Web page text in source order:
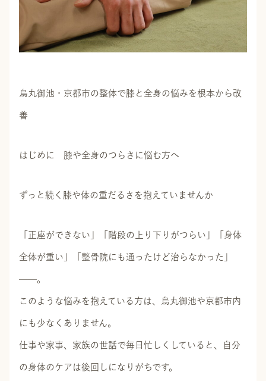
烏丸御池・京都市の整体で膝と全身の悩みを根本から改
善
はじめに 膝や全身のつらさに悩む方へ
ずっと続く膝や体の重だるさを抱えていませんか
「正座ができない」「階段の上り下りがつらい」「身体
全体が重い」「整骨院にも通ったけど治らなかった」
——。
このような悩みを抱えている方は、烏丸御池や京都市内
にも少なくありません。
仕事や家事、家族の世話で毎日忙しくしていると、自分
の身体のケアは後回しになりがちです。